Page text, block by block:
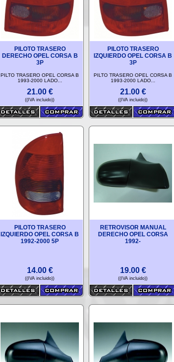
PILOTO TRASERO
DERECHO OPEL CORSA B
3P
PILTO TRASERO OPEL CORSA B
1993-2000 LADO...
21.00€
((IVA incluido))
PILOTO TRASERO
IZQUIERDO OPEL CORSA B
3P
PILTO TRASERO OPEL CORSA B
1993-2000 LADO...
21.00€
((IVA incluido))
PILOTO TRASERO
IZQUIERDO OPEL CORSA B
1992-2000 5P
14.00€
((IVA incluido))
RETROVISOR MANUAL
DERECHO OPEL CORSA
1992-
19.00€
((IVA incluido))